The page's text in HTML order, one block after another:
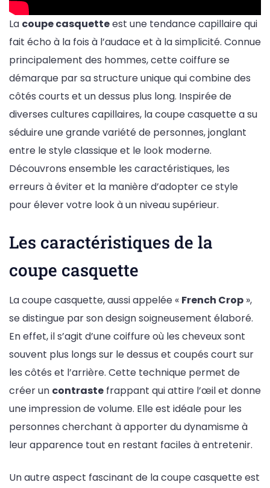
La coupe casquetteest une tendance capillaire qui
fait écho à la fois à l’audace et à la simplicité. Connue
principalement des hommes, cette coiffure se
démarque par sa structure unique qui combine des
côtés courts et un dessus plus long. Inspirée de
diverses cultures capillaires, la coupe casquette a su
séduire une grande variété de personnes, jonglant
entre le style classique et le look moderne.
Découvrons ensemble les caractéristiques, les
erreurs à éviter et la manière d’adopter ce style
pour élever votre look à un niveau supérieur.
Les caractéristiques de la
coupe casquette
La coupe casquette, aussi appelée « French Crop »,
se distingue par son design soigneusement élaboré.
En effet, il s’agit d’une coiffure où les cheveux sont
souvent plus longs sur le dessus et coupés court sur
les côtés et l’arrière. Cette technique permet de
créer un contraste frappant qui attire l’œil et donne
une impression de volume. Elle est idéale pour les
personnes cherchant à apporter du dynamisme à
leur apparence tout en restant faciles à entretenir.
Un autre aspect fascinant de la coupe casquette est